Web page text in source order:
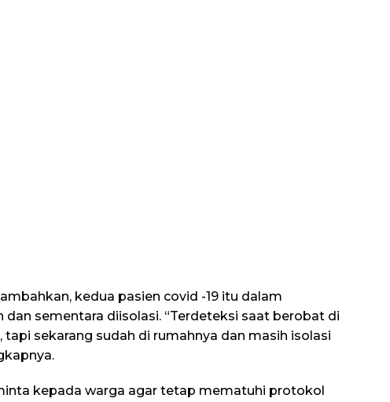
kedua pasien covid -19 itu dalam
dan sementara diisolasi. “Terdeteksi saat berobat di
tapi sekarang sudah di rumahnya dan masih isolasi
kepada warga agar tetap mematuhi protokol